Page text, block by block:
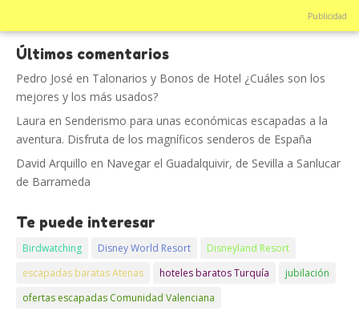
Publicidad
Últimos comentarios
Pedro José en Talonarios y Bonos de Hotel ¿Cuáles son los
mejores y los más usados?
Laura en Senderismo para unas económicas escapadas a la
aventura. Disfruta de los magníficos senderos de España
David Arquillo en Navegar el Guadalquivir, de Sevilla a Sanlucar
de Barrameda
Te puede interesar
Birdwatching Disney World Resort
Disneyland Resort
escapadas baratas Atenas
hoteles baratos Turquía
jubilación
ofertas escapadas Comunidad Valenciana